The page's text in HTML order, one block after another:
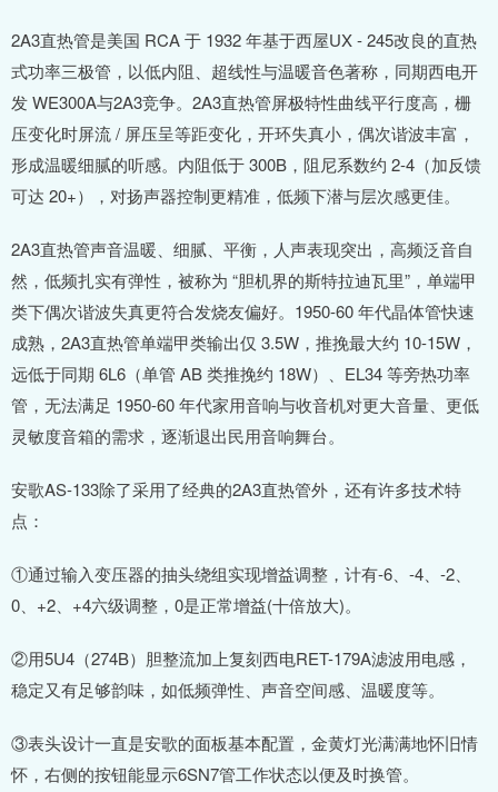
2A3直热管是美国 RCA 于 1932 年基于西屋UX - 245改良的直热
式功率三极管，以低内阻、超线性与温暖音色著称，同期西电开
发 WE300A与2A3竞争。2A3直热管屏极特性曲线平行度高，栅
压变化时屏流 / 屏压呈等距变化，开环失真小，偶次谐波丰富，
形成温暖细腻的听感。内阻低于 300B，阻尼系数约 2-4（加反馈
可达 20+），对扬声器控制更精准，低频下潜与层次感更佳。
2A3直热管声音温暖、细腻、平衡，人声表现突出，高频泛音自
然，低频扎实有弹性，被称为 “胆机界的斯特拉迪瓦里”，单端甲
类下偶次谐波失真更符合发烧友偏好。1950-60 年代晶体管快速
成熟，2A3直热管单端甲类输出仅 3.5W，推挽最大约 10-15W，
远低于同期 6L6（单管 AB 类推挽约 18W）、EL34 等旁热功率
管，无法满足 1950-60 年代家用音响与收音机对更大音量、更低
灵敏度音箱的需求，逐渐退出民用音响舞台。
安歌AS-133除了采用了经典的2A3直热管外，还有许多技术特
点：
①通过输入变压器的抽头绕组实现增益调整，计有-6、-4、-2、
0、+2、+4六级调整，0是正常增益(十倍放大)。
②用5U4（274B）胆整流加上复刻西电RET-179A滤波用电感，
稳定又有足够韵味，如低频弹性、声音空间感、温暖度等。
③表头设计一直是安歌的面板基本配置，金黄灯光满满地怀旧情
怀，右侧的按钮能显示6SN7管工作状态以便及时换管。